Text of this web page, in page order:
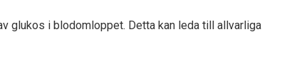
glukos i blodomloppet. Detta kan leda till allvarliga